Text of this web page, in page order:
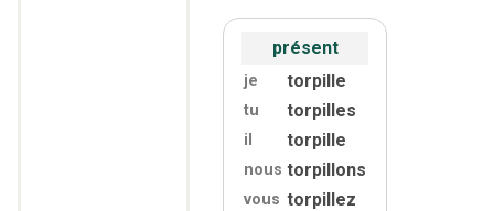
présent
je torpille
tu torpilles
il torpille
nous torpillons
vous torpillez